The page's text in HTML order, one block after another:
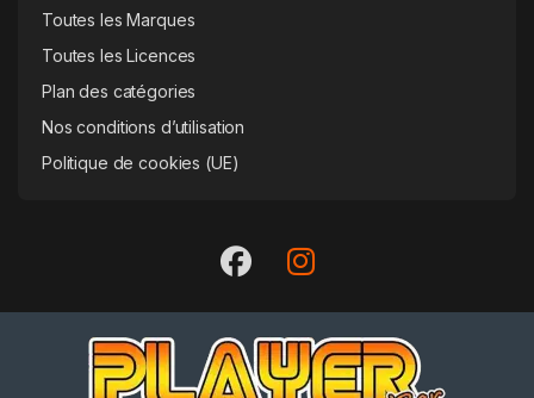
Toutes les Marques
Toutes les Licences
Plan des catégories
Nos conditions d’utilisation
Politique de cookies (UE)